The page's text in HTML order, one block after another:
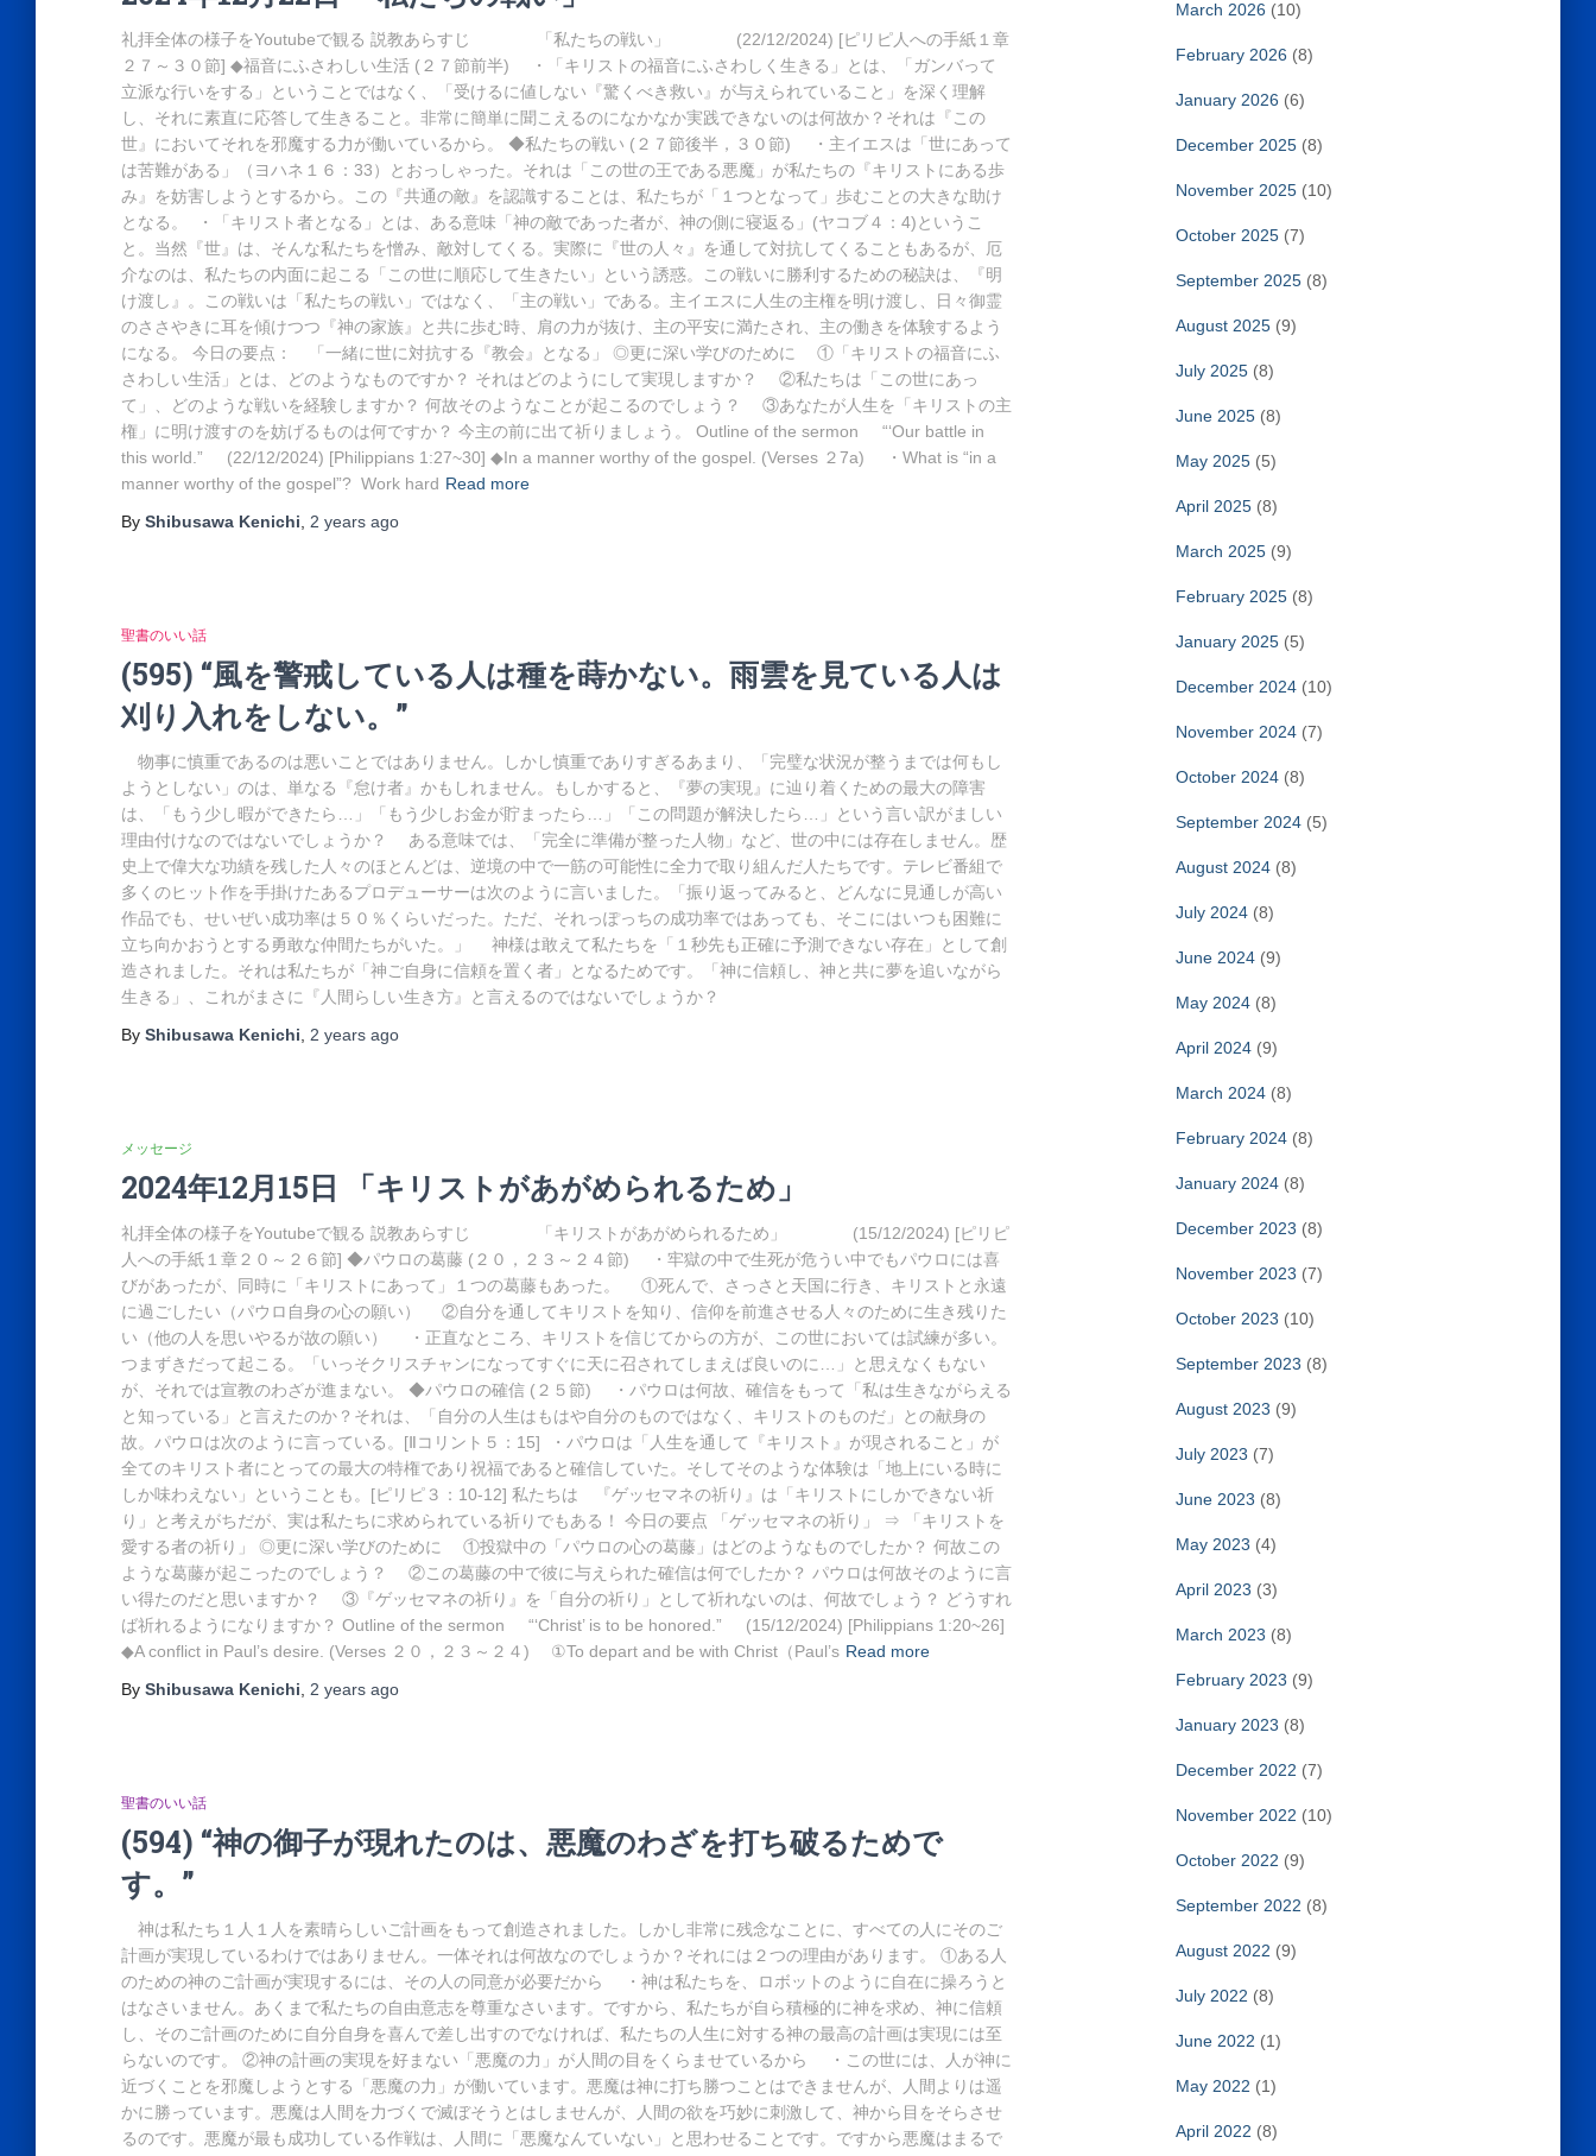
礼拝全体の様子をYoutubeで観る 説教あらすじ 「私たちの戦い」 (22/12/2024) [ピリピ人への手紙１章
２７～３０節] ◆福音にふさわしい生活 (２７節前半) ・「キリストの福音にふさわしく生きる」とは、「ガンバって
立派な行いをする」ということではなく、「受けるに値しない『驚くべき救い』が与えられていること」を深く理解
し、それに素直に応答して生きること。非常に簡単に聞こえるのになかなか実践できないのは何故か？それは『この
世』においてそれを邪魔する力が働いているから。 ◆私たちの戦い (２７節後半，３０節) ・主イエスは「世にあって
は苦難がある」（ヨハネ１６：33）とおっしゃった。それは「この世の王である悪魔」が私たちの『キリストにある歩
み』を妨害しようとするから。この『共通の敵』を認識することは、私たちが「１つとなって」歩むことの大きな助け
となる。 ・「キリスト者となる」とは、ある意味「神の敵であった者が、神の側に寝返る」(ヤコブ４：4)というこ
と。当然『世』は、そんな私たちを憎み、敵対してくる。実際に『世の人々』を通して対抗してくることもあるが、厄
介なのは、私たちの内面に起こる「この世に順応して生きたい」という誘惑。この戦いに勝利するための秘訣は、『明
け渡し』。この戦いは「私たちの戦い」ではなく、「主の戦い」である。主イエスに人生の主権を明け渡し、日々御霊
のささやきに耳を傾けつつ『神の家族』と共に歩む時、肩の力が抜け、主の平安に満たされ、主の働きを体験するよう
になる。 今日の要点： 「一緒に世に対抗する『教会』となる」 ◎更に深い学びのために ①「キリストの福音にふ
さわしい生活」とは、どのようなものですか？ それはどのようにして実現しますか？ ②私たちは「この世にあっ
て」、どのような戦いを経験しますか？ 何故そのようなことが起こるのでしょう？ ③あなたが人生を「キリストの主
権」に明け渡すのを妨げるものは何ですか？ 今主の前に出て祈りましょう。 Outline of the sermon “‘Our battle in
this world.” (22/12/2024) [Philippians 1:27~30] ◆In a manner worthy of the gospel. (Verses ２7a) ・What is “in a
manner worthy of the gospel”? Work hard Read more
By Shibusawa Kenichi 2 years ago
聖書のいい話
(595) “風を警戒している人は種を蒔かない。雨雲を見ている人は
刈り入れをしない。”
物事に慎重であるのは悪いことではありません。しかし慎重でありすぎるあまり、「完璧な状況が整うまでは何もし
ようとしない」のは、単なる『怠け者』かもしれません。もしかすると、『夢の実現』に辿り着くための最大の障害
は、「もう少し暇ができたら…」「もう少しお金が貯まったら…」「この問題が解決したら…」という言い訳がましい
理由付けなのではないでしょうか？ ある意味では、「完全に準備が整った人物」など、世の中には存在しません。歴
史上で偉大な功績を残した人々のほとんどは、逆境の中で一筋の可能性に全力で取り組んだ人たちです。テレビ番組で
多くのヒット作を手掛けたあるプロデューサーは次のように言いました。「振り返ってみると、どんなに見通しが高い
作品でも、せいぜい成功率は５０％くらいだった。ただ、それっぽっちの成功率ではあっても、そこにはいつも困難に
立ち向かおうとする勇敢な仲間たちがいた。」 神様は敢えて私たちを「１秒先も正確に予測できない存在」として創
造されました。それは私たちが「神ご自身に信頼を置く者」となるためです。「神に信頼し、神と共に夢を追いながら
生きる」、これがまさに『人間らしい生き方』と言えるのではないでしょうか？
By Shibusawa Kenichi 2 years ago
メッセージ
2024年12月15日 「キリストがあがめられるため」
礼拝全体の様子をYoutubeで観る 説教あらすじ 「キリストがあがめられるため」 (15/12/2024) [ピリピ
人への手紙１章２０～２６節] ◆パウロの葛藤 (２０，２３～２４節) ・牢獄の中で生死が危うい中でもパウロには喜
びがあったが、同時に「キリストにあって」１つの葛藤もあった。 ①死んで、さっさと天国に行き、キリストと永遠
に過ごしたい（パウロ自身の心の願い） ②自分を通してキリストを知り、信仰を前進させる人々のために生き残りた
い（他の人を思いやるが故の願い） ・正直なところ、キリストを信じてからの方が、この世においては試練が多い。
つまずきだって起こる。「いっそクリスチャンになってすぐに天に召されてしまえば良いのに…」と思えなくもない
が、それでは宣教のわざが進まない。 ◆パウロの確信 (２５節) ・パウロは何故、確信をもって「私は生きながらえる
と知っている」と言えたのか？それは、「自分の人生はもはや自分のものではなく、キリストのものだ」との献身の
故。パウロは次のように言っている。[Ⅱコリント５：15] ・パウロは「人生を通して『キリスト』が現されること」が
全てのキリスト者にとっての最大の特権であり祝福であると確信していた。そしてそのような体験は「地上にいる時に
しか味わえない」ということも。[ピリピ３：10-12] 私たちは 『ゲッセマネの祈り』は「キリストにしかできない祈
り」と考えがちだが、実は私たちに求められている祈りでもある！ 今日の要点 「ゲッセマネの祈り」 ⇒ 「キリストを
愛する者の祈り」 ◎更に深い学びのために ①投獄中の「パウロの心の葛藤」はどのようなものでしたか？ 何故この
ような葛藤が起こったのでしょう？ ②この葛藤の中で彼に与えられた確信は何でしたか？ パウロは何故そのように言
い得たのだと思いますか？ ③『ゲッセマネの祈り』を「自分の祈り」として祈れないのは、何故でしょう？ どうすれ
ば祈れるようになりますか？ Outline of the sermon “‘Christ’ is to be honored.” (15/12/2024) [Philippians 1:20~26]
◆A conflict in Paul’s desire. (Verses ２０，２３～２４) ①To depart and be with Christ（Paul’s Read more
By Shibusawa Kenichi 2 years ago
聖書のいい話
(594) “神の御子が現れたのは、悪魔のわざを打ち破るためで
す。”
神は私たち１人１人を素晴らしいご計画をもって創造されました。しかし非常に残念なことに、すべての人にそのご
計画が実現しているわけではありません。一体それは何故なのでしょうか？それには２つの理由があります。 ①ある人
のための神のご計画が実現するには、その人の同意が必要だから ・神は私たちを、ロボットのように自在に操ろうと
はなさいません。あくまで私たちの自由意志を尊重なさいます。ですから、私たちが自ら積極的に神を求め、神に信頼
し、そのご計画のために自分自身を喜んで差し出すのでなければ、私たちの人生に対する神の最高の計画は実現には至
らないのです。 ②神の計画の実現を好まない「悪魔の力」が人間の目をくらませているから ・この世には、人が神に
近づくことを邪魔しようとする「悪魔の力」が働いています。悪魔は神に打ち勝つことはできませんが、人間よりは遥
かに勝っています。悪魔は人間を力づくで滅ぼそうとはしませんが、人間の欲を巧妙に刺激して、神から目をそらさせ
るのです。悪魔が最も成功している作戦は、人間に「悪魔なんていない」と思わせることです。ですから悪魔はまるで
March 2026 (10)
February 2026 (8)
January 2026 (6)
December 2025(8)
November 2025(10)
October 2025(7)
September 2025(8)
August 2025(9)
July 2025(8)
June 2025(8)
May 2025(5)
April 2025(8)
March 2025(9)
February 2025(8)
January 2025(5)
December 2024(10)
November 2024(7)
October 2024(8)
September 2024(5)
August 2024(8)
July 2024(8)
June 2024(9)
May 2024(8)
April 2024(9)
March 2024(8)
February 2024(8)
January 2024(8)
December 2023 (8)
November 2023 (7)
October 2023 (10)
September 2023 (8)
August 2023 (9)
July 2023 (7)
June 2023 (8)
May 2023 (4)
April 2023 (3)
March 2023 (8)
February 2023 (9)
January 2023 (8)
December 2022 (7)
November 2022 (10)
October 2022 (9)
September 2022 (8)
August 2022 (9)
July 2022 (8)
June 2022 (1)
May 2022 (1)
April 2022 (8)